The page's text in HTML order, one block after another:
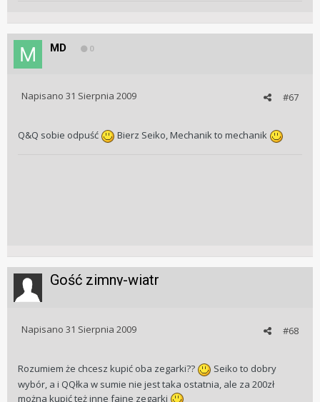
MD 0
#67
Napisano 31 Sierpnia 2009
Q&Q sobie odpuść Bierz Seiko, Mechanik to mechanik
Gość zimny-wiatr
#68
Napisano 31 Sierpnia 2009
Rozumiem że chcesz kupić oba zegarki??
Seiko to dobry
wybór, a i QQłka w sumie nie jest taka ostatnia, ale za 200zł
można kupić też inne fajne zegarki